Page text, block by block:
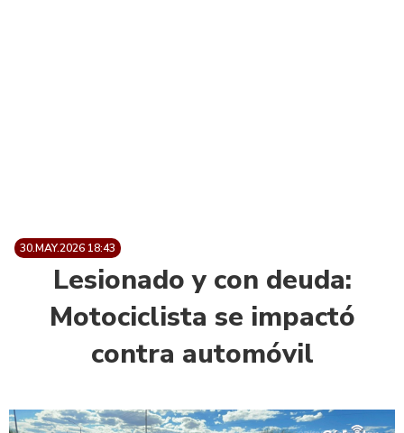
30.MAY.2026 18:43
Lesionado y con deuda:
Motociclista se impactó
contra automóvil